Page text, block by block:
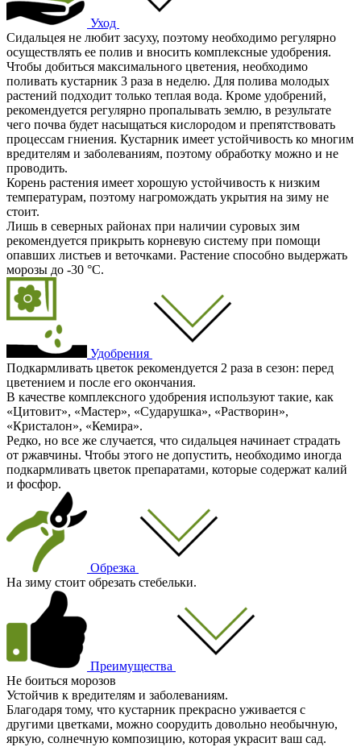
Уход
Сидальцея не любит засуху, поэтому необходимо регулярно
осуществлять ее полив и вносить комплексные удобрения.
Чтобы добиться максимального цветения, необходимо
поливать кустарник 3 раза в неделю. Для полива молодых
растений подходит только теплая вода. Кроме удобрений,
рекомендуется регулярно пропалывать землю, в результате
чего почва будет насыщаться кислородом и препятствовать
процессам гниения. Кустарник имеет устойчивость ко многим
вредителям и заболеваниям, поэтому обработку можно и не
проводить.
Корень растения имеет хорошую устойчивость к низким
температурам, поэтому нагромождать укрытия на зиму не
стоит.
Лишь в северных районах при наличии суровых зим
рекомендуется прикрыть корневую систему при помощи
опавших листьев и веточками. Растение способно выдержать
морозы до -30 °С.
Удобрения
Подкармливать цветок рекомендуется 2 раза в сезон: перед
цветением и после его окончания.
В качестве комплексного удобрения используют такие, как
«Цитовит», «Мастер», «Сударушка», «Растворин»,
«Кристалон», «Кемира».
Редко, но все же случается, что сидальцея начинает страдать
от ржавчины. Чтобы этого не допустить, необходимо иногда
подкармливать цветок препаратами, которые содержат калий
и фосфор.
Обрезка
На зиму стоит обрезать стебельки.
Преимущества
Не боиться морозов
Устойчив к вредителям и заболеваниям.
Благодаря тому, что кустарник прекрасно уживается с
другими цветками, можно соорудить довольно необычную,
яркую, солнечную композицию, которая украсит ваш сад.